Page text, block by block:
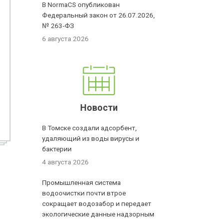
В NormaCS опубликован
Федеральный закон от 26.07.2026,
№ 263-ФЗ
6 августа 2026
Новости
В Томске создали адсорбент,
удаляющий из воды вирусы и
бактерии
4 августа 2026
Промышленная система
водоочистки почти втрое
сокращает водозабор и передает
экологические данные надзорным